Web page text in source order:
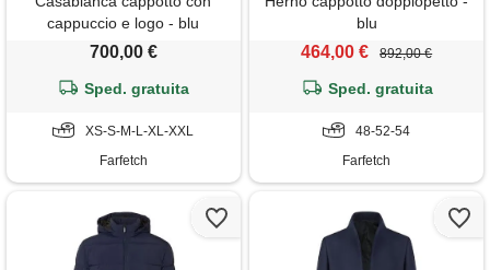
cappuccio e logo - blu
700,00 €
Sped. gratuita
XS-S-M-L-XL-XXL
Farfetch
blu
464,00 € 892,00 €
Sped. gratuita
48-52-54
Farfetch